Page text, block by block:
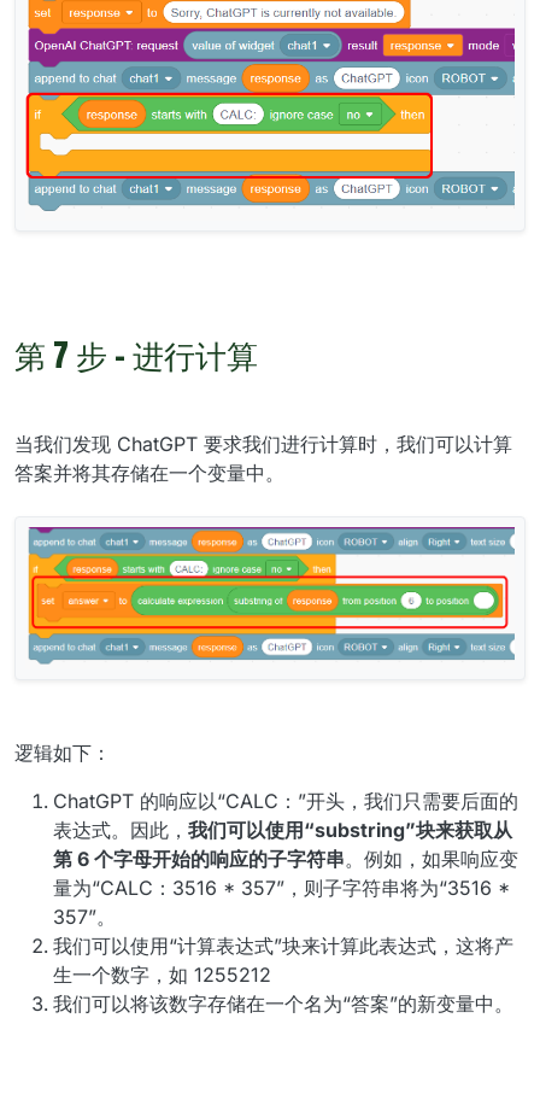
第 7 步 - 进行计算
当我们发现 ChatGPT 要求我们进行计算时，我们可以计算
答案并将其存储在一个变量中。
逻辑如下：
ChatGPT 的响应以“CALC：”开头，我们只需要后面的
表达式。因此， 我们可以使用“substring”块来获取从
第 6 个字母开始的响应的子字符串。例如，如果响应变
量为“CALC：3516 * 357”，则子字符串将为“3516 *
357”。
我们可以使用“计算表达式”块来计算此表达式，这将产
生一个数字，如 1255212
我们可以将该数字存储在一个名为“答案”的新变量中。